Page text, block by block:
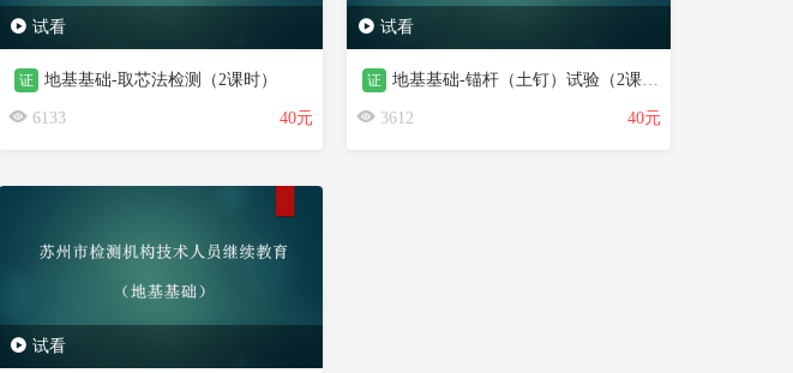
试看
证 地基基础-取芯法检测（2课时）
6133 40元
试看
证 地基基础-锚杆（土钉）试验（2课时）
3612 40元
试看